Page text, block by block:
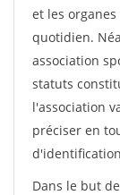
et les
quotidien.
association
statuts
l'association
préciser en
Dans le but